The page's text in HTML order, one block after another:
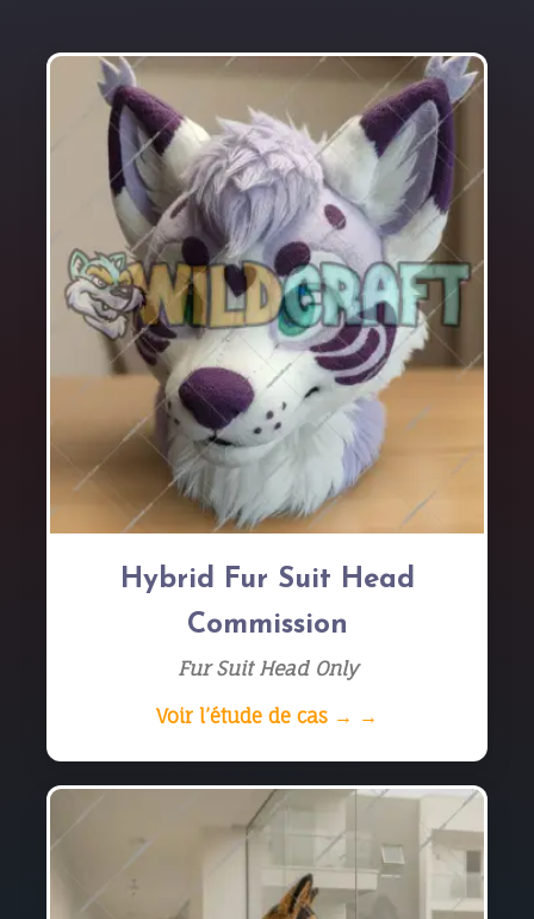
Hybrid Fur Suit Head
Commission
Fur Suit Head Only
Voir l’étude de cas → →